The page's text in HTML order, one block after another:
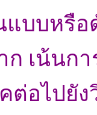
บบหรือ
ก เน้นก
ต่อไปยั